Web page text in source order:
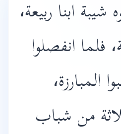
ابنا ربيعة،
فلما انفصلوا
من شباب